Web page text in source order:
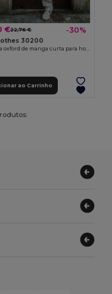
€22,76 € -30%
30200
Camisa oxford de manga curta para homem. Cor branca
ao Carrinho